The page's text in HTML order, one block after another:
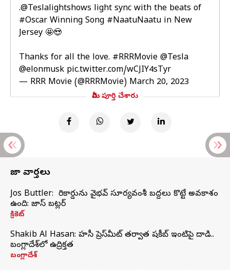
.@Teslalightshows light sync with the beats of
#Oscar Winning Song #NaatuNaatu in New
Jersey 🤩😍
Thanks for all the love. #RRRMovie @Tesla
@elonmusk pic.twitter.com/wCJIY4sTyr
— RRR Movie (@RRRMovie) March 20, 2023
మీరు పూర్తి చేశారు
తాజా వార్తలు
Jos Buttler: నా రికార్డును వైభవ్ సూర్యవంశీ బద్దలు కొట్టే అవకాశం
ఉంది: జాస్ బట్లర్
క్రికెట్
Shakib Al Hasan: హసీనా ప్రెస్‌మీట్‌ తర్వాత షకీబ్‌ ఇంటిపై దాడి..
బంగ్లాదేశ్‌లో ఉద్రిక్తత
బంగ్లాదేశ్